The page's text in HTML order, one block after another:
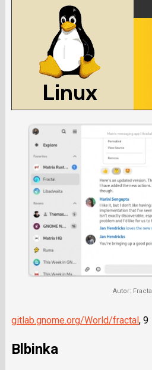
Autor: Fractal
gitlab.gnome.org/World/fractal , 9
Blbinka